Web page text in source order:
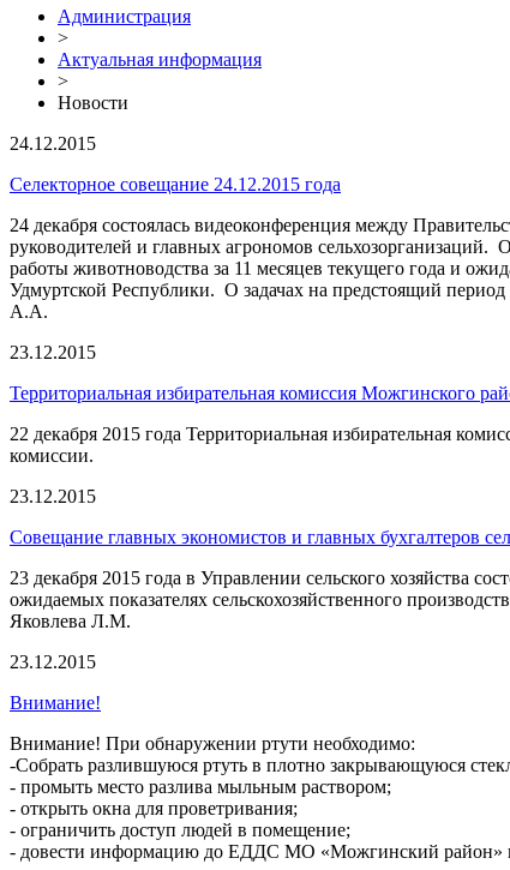
Администрация
>
Актуальная информация
>
Новости
24.12.2015
Селекторное совещание 24.12.2015 года
24 декабря состоялась видеоконференция между
руководителей и главных агрономов
работы животноводства за 11 месяцев текущего года и
Удмуртской Республики. О задачах на предстоящий
А.А.
23.12.2015
Территориальная избирательная комиссия Можгинского
22 декабря 2015 года Территориальная избирательная
комиссии.
23.12.2015
Совещание главных экономистов и главных бухгалтеров
23 декабря 2015 года в Управлении сельского хозяйства
ожидаемых показателях сельскохозяйственного
Яковлева Л.М.
23.12.2015
Внимание!
Внимание! При обнаружении ртути необходимо:
-Собрать разлившуюся ртуть в плотно закрывающуюся
- промыть место разлива мыльным раствором;
- открыть окна для проветривания;
- ограничить доступ людей в помещение;
- довести информацию до ЕДДС МО «Можгинский район»